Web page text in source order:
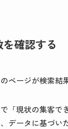
確認する
ページが検索結
「現状の集客
データに基づい